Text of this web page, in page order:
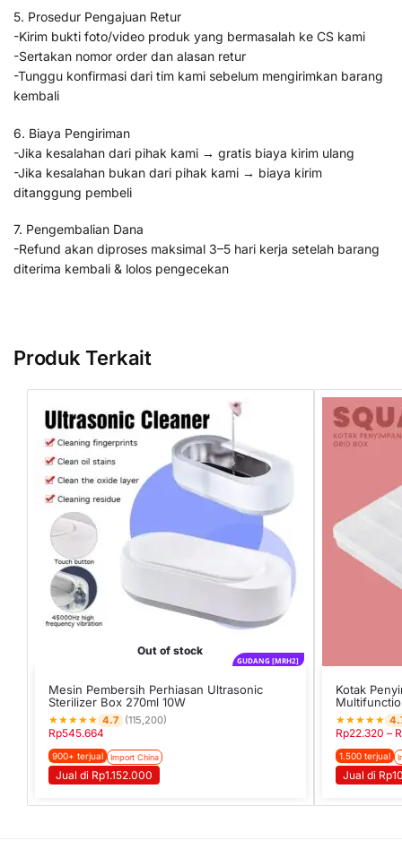
5. Prosedur Pengajuan Retur
-Kirim bukti foto/video produk yang bermasalah ke CS kami
-Sertakan nomor order dan alasan retur
-Tunggu konfirmasi dari tim kami sebelum mengirimkan barang
kembali
6. Biaya Pengiriman
-Jika kesalahan dari pihak kami → gratis biaya kirim ulang
-Jika kesalahan bukan dari pihak kami → biaya kirim
ditanggung pembeli
7. Pengembalian Dana
-Refund akan diproses maksimal 3–5 hari kerja setelah barang
diterima kembali & lolos pengecekan
Produk Terkait
Out of stock
GUDANG [MRH2]
Mesin Pembersih Perhiasan Ultrasonic
Sterilizer Box 270ml 10W
★★★★★ 4.7 (115,200)
Rp545.664
900+ terjual Import China
Jual di Rp1.152.000
Kotak
★★★★★
Rp22.320 –
1.500 terjual
Jual di